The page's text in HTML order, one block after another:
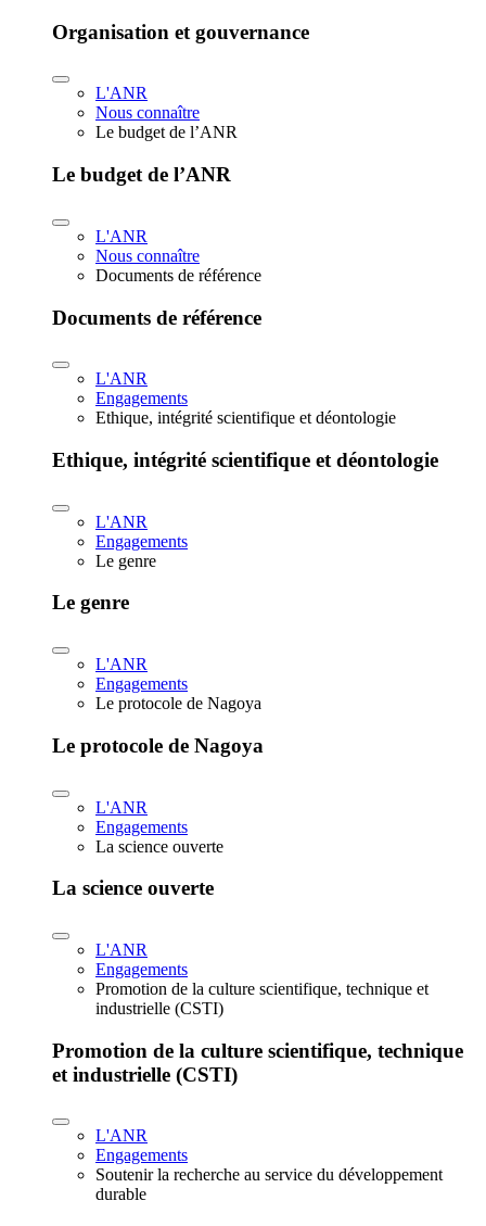
Organisation et gouvernance
L'ANR
Nous connaître
Le budget de l’ANR
Le budget de l’ANR
L'ANR
Nous connaître
Documents de référence
Documents de référence
L'ANR
Engagements
Ethique, intégrité scientifique et déontologie
Ethique, intégrité scientifique et déontologie
L'ANR
Engagements
Le genre
Le genre
L'ANR
Engagements
Le protocole de Nagoya
Le protocole de Nagoya
L'ANR
Engagements
La science ouverte
La science ouverte
L'ANR
Engagements
Promotion de la culture scientifique, technique et
industrielle (CSTI)
Promotion de la culture scientifique, technique
et industrielle (CSTI)
L'ANR
Engagements
Soutenir la recherche au service du développement
durable